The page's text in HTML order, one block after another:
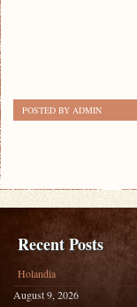
POSTED BY ADMIN
Recent Posts
Holandia
August 9, 2026